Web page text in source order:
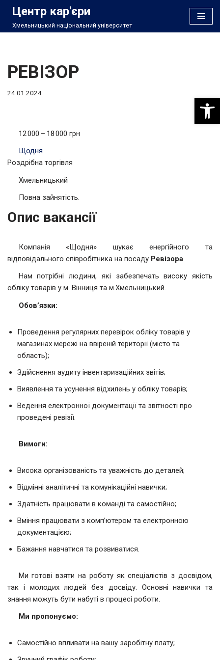
Перейти
Центр кар'єри
Хмельницький національний університет
РЕВІЗОР
24.01.2024
12 000 – 18 000 грн
Щодня
Роздрібна торгівля
Хмельницький
Повна зайнятість.
Опис вакансії
Компанія «Щодня» шукає енергійного та
відповідального співробітника на посаду Ревізора.
Нам потрібні людини, які забезпечать високу якість
обліку товарів у м. Вінниця та м.Хмельницький.
Обов’язки:
Проведення регулярних перевірок обліку товарів у
магазинах мережі на ввіреній території (місто та
область);
Здійснення аудиту інвентаризаційних звітів;
Виявлення та усунення відхилень у обліку товарів;
Ведення електронної документації та звітності про
проведені ревізії.
Вимоги:
Висока організованість та уважність до деталей;
Відмінні аналітичні та комунікаційні навички;
Здатність працювати в команді та самостійно;
Вміння працювати з комп’ютером та електронною
документацією;
Бажання навчатися та розвиватися.
Ми готові взяти на роботу як спеціалістів з досвідом,
так і молодих людей без досвіду. Основні навички та
знання можуть бути набуті в процесі роботи.
Ми пропонуємо:
Самостійно впливати на вашу заробітну плату;